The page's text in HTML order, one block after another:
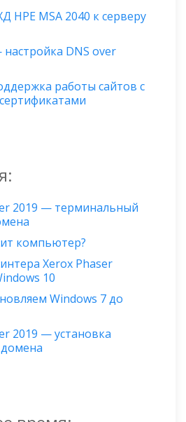
HPE MSA 2040 к серверу
DNS over
работы сайтов с
2019 — терминальный
компьютер?
Xerox Phaser
10
Windows 7 до
2019 — установка